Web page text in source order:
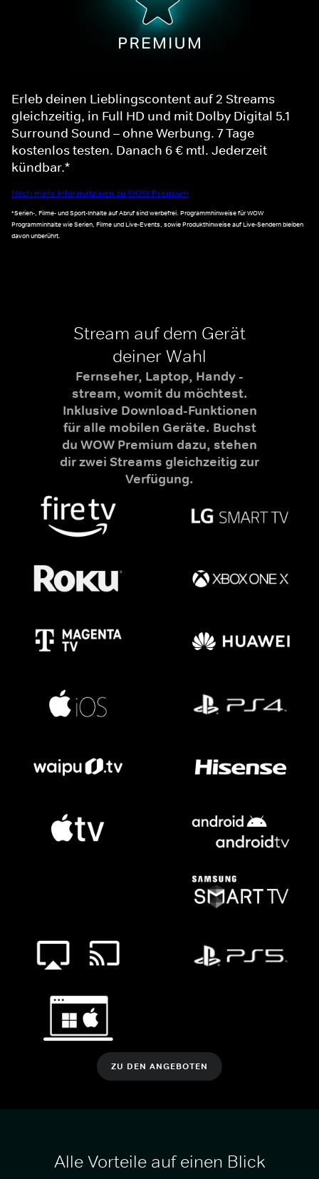
Erleb deinen Lieblingscontent auf 2 Streams
gleichzeitig, in Full HD und mit Dolby Digital 5.1
Surround Sound – ohne Werbung. 7 Tage
kostenlos testen. Danach 6 € mtl. Jederzeit
kündbar.*
Noch mehr Informationen zu WOW Premium
*Serien-, Filme- und Sport-Inhalte auf Abruf sind werbefrei. Programmhinweise für WOW
Programminhalte wie Serien, Filme und Live-Events, sowie Produkthinweise auf Live-Sendern bleiben
davon unberührt.
Stream auf dem Gerät
deiner Wahl
Fernseher, Laptop, Handy -
stream, womit du möchtest.
Inklusive Download-Funktionen
für alle mobilen Geräte. Buchst
du WOW Premium dazu, stehen
dir zwei Streams gleichzeitig zur
Verfügung.
ZU DEN ANGEBOTEN
Alle Vorteile auf einen Blick